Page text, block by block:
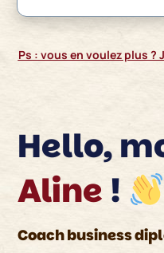
Ps : vous en voulez plus
Hello,
Aline !
Coach business